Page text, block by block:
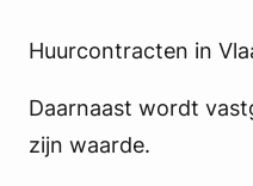
Huurcontracten in
Daarnaast wordt
zijn waarde.